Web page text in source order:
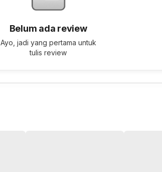
Belum ada review
Ayo, jadi yang pertama untuk
tulis review